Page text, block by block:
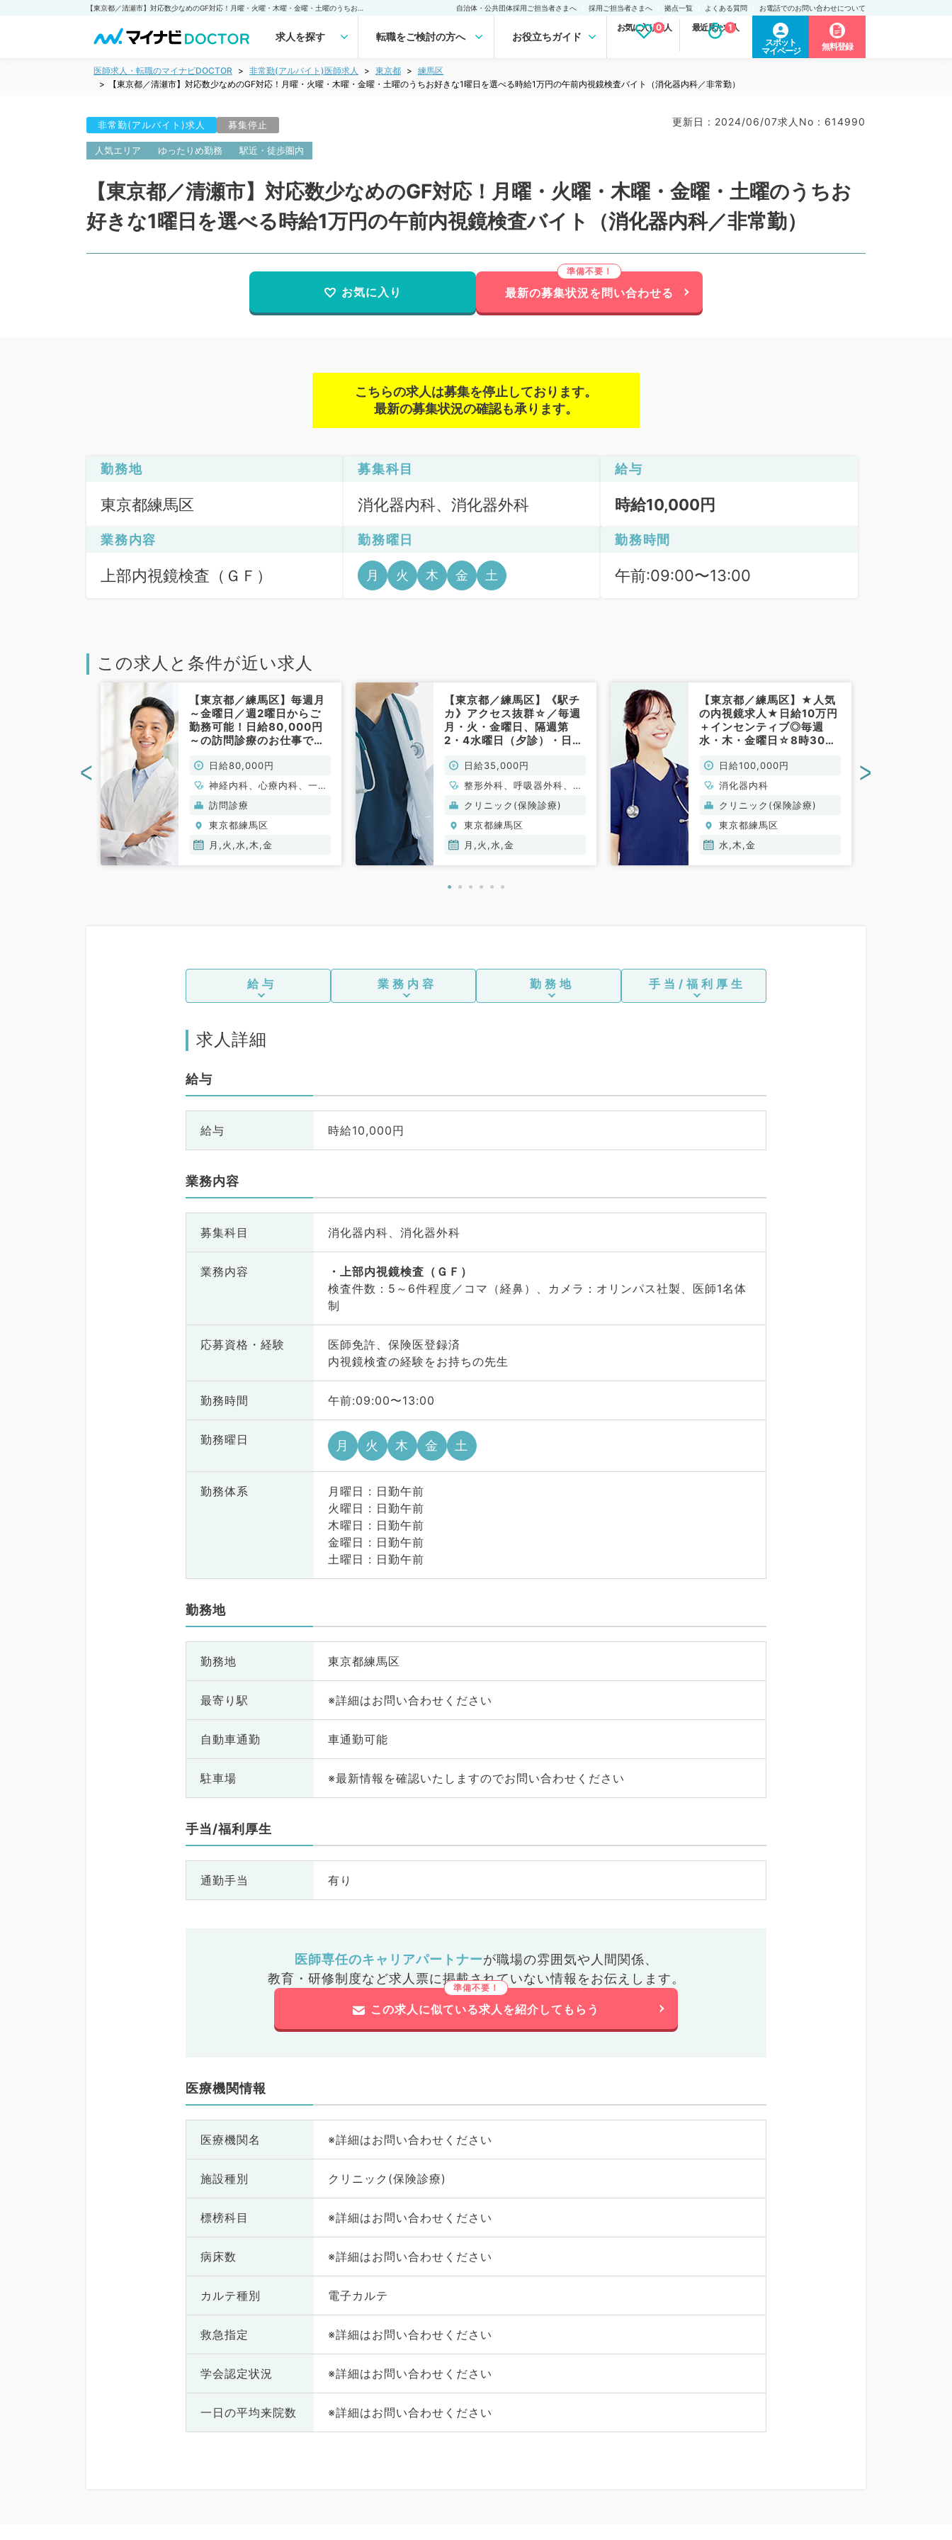
自治体・公共団体採用ご担当者さまへ 採用ご担当者さまへ 拠点一覧 よくある質問 お電話でのお問い合わせについて
求人を探す 転職をご検討の方へ お役立ちガイド
お気に入り求人
0 最近見た求人
1
スポット
マイページ
無料登録
医師求人・転職のマイナビDOCTOR 非常勤(アルバイト)医師求人 東京都
練馬区
【東京都／清瀬市】対応数少なめのGF対応！月曜・火曜・木曜・金曜・土曜のうちお好きな1曜日を選べる時給1万円の午前内視鏡検査バイト（消化器内科／非常勤）
非常勤(アルバイト)求人 募集停止 更新日 : 2024/06/07求人No : 614990
人気エリア ゆったりめ勤務 駅近・徒歩圏内
【東京都／清瀬市】対応数少なめのGF対応！月曜・火曜・木曜・金曜・土曜のうちお
好きな1曜日を選べる時給1万円の午前内視鏡検査バイト（消化器内科／非常勤）
お気に入り 最新の募集状況を問い合わせる
こちらの求人は募集を停止しております。
最新の募集状況の確認も承ります。
勤務地
東京都練馬区
募集科目
消化器内科、消化器外科
給与
時給10,000円
業務内容
上部内視鏡検査（ＧＦ）
勤務曜日
月 火 木 金 土
勤務時間
午前:09:00〜13:00
この求人と条件が近い求人
【東京都／練馬区】毎週月
～金曜日／週2曜日からご
勤務可能！日給80,000円
～の訪問診療のお仕事です
日給80,000円
神経内科、心療内科、一般
内科、循環器内科、呼吸器
内科、消化器内科、内分
泌・代謝内科、腎臓内科、
老年内科、膠原病科
訪問診療
東京都練馬区
月,火,水,木,金
【東京都／練馬区】《駅チ
カ》アクセス抜群☆／毎週
月・火・金曜日、隔週第
2・4水曜日（夕診）・日給
外来、往診対応、発熱外来
など（一般内科・消化器内
科・整形外科・循環器科内
科・呼吸器科（内科・外
科）・血液内科／非常勤）
日給35,000円
整形外科、呼吸器外科、一
般内科、循環器内科、呼吸
器内科、消化器内科、血液
内科
クリニック(保険診療)
東京都練馬区
月,火,水,金
【東京都／練馬区】★人気
の内視鏡求人★日給10万円
＋インセンティブ◎毎週
水・木・金曜日☆8時30分
センティブあり◎（消化器
内科／非常勤）
日給100,000円
消化器内科
クリニック(保険診療)
東京都練馬区
水,木,金
< >
給与 業務内容 勤務地 手当/福利厚生
求人詳細
給与
給与 時給10,000円
業務内容
募集科目 消化器内科、消化器外科
業務内容
上部内視鏡検査（ＧＦ）
検査件数：5～6件程度／コマ（経鼻）、カメラ：オリンパス社製、医師1名体
制
応募資格・ 経験
医師免許、保険医登録済
内視鏡検査の経験をお持ちの先生
勤務時間 午前:09:00〜13:00
勤務曜日 月 火 木 金 土
勤務体系
月曜日 : 日勤午前
火曜日 : 日勤午前
木曜日 : 日勤午前
金曜日 : 日勤午前
土曜日 : 日勤午前
勤務地
勤務地 東京都練馬区
最寄り駅 ※詳細はお問い合わせください
自動車通勤 車通勤可能
駐車場 ※最新情報を確認いたしますのでお問い合わせください
手当/福利厚生
通勤手当 有り
医師専任のキャリアパートナーが職場の雰囲気や人間関係、
教育・研修制度など求人票に掲載されていない情報をお伝えします。
この求人に似ている求人を紹介してもらう
医療機関情報
医療機関名 ※詳細はお問い合わせください
施設種別 クリニック(保険診療)
標榜科目 ※詳細はお問い合わせください
病床数 ※詳細はお問い合わせください
カルテ種別 電子カルテ
救急指定 ※詳細はお問い合わせください
学会認定状況 ※詳細はお問い合わせください
一日の平均来院数 ※詳細はお問い合わせください